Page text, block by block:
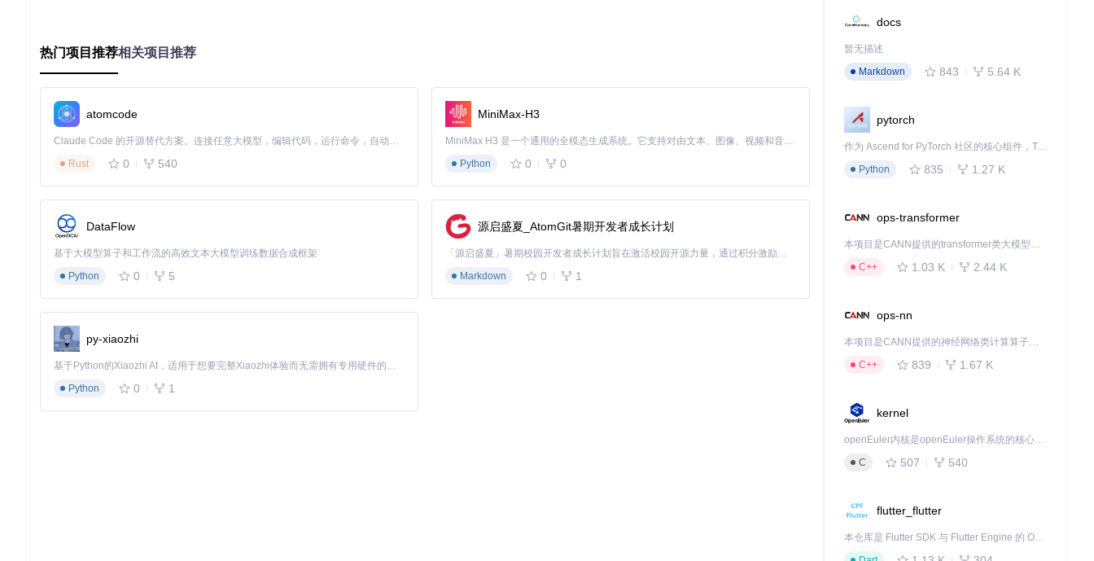
3.1 学术论文：多栏排版修复方案
期刊文章扫描件
包含公式与图表的学术资料
配置要点
在"截图OCR"标签页右侧设置栏找到"文本后处理"
选择"多栏-按自然段换行"方案
推荐值：1.2（多栏场景）/ 0.8（单栏场景）
注意事项：值越大越容易合并不同段落，需根据实际排版调整
图：Umi-OCR多栏排版修复设置界面，红框区域为文本后处理方案选择器
效果对比
优化前：多栏文本交错排列，段落边界混乱
优化后：按阅读顺序重组段落，标点符号后自动换行，公式与文本分离
3.2 代码片段：结构保留方案
编程教程截图
代码错误提示窗口
热门项目推荐相关项目推荐
atomcode
Claude Code 的开源替代方案。连接任意大模型，编辑代码，运行命令，自动验证 — 全自动执行。用 Rust 构建，极致性能。 ｜ An open-source alternative to Claude Code. Connect any LLM, edit code, run commands, and verify changes — autonomously. Built in Rust for speed. Get Started
Rust
0 540
MiniMax-H3
MiniMax H3 是一个通用的全模态生成系统。它支持对由文本、图像、视频和音频组成的多模态上下文进行统一理解，并能生成分辨率高达 2K、时长可达 15 秒的带原生立体声音频的视频。得益于面向任务泛化的系统设计，H3 在预训练阶段就已具备广泛的多模态上下文理解与生成能力，能够出色地执行复杂的多模态指令。
Python
0 0
DataFlow
基于大模型算子和工作流的高效文本大模型训练数据合成框架
Python
0 5
源启盛夏_AtomGit暑期开发者成长计划
「源启盛夏」暑期校园开发者成长计划旨在激活校园开源力量，通过积分激励、认证扶持、资源倾斜等形式，引导高校组织和开发者完成「入驻 — 建项目 — 做贡献 — 获认证 — 得资源」的完整闭环。无论你是想带领社团入驻平台的组织者，还是希望用代码贡献证明自己的开发者，都能在这里找到属于你的成长路径。
Markdown
0 1
py-xiaozhi
基于Python的Xiaozhi AI，适用于想要完整Xiaozhi体验而无需拥有专用硬件的用户。
Python
0 1
docs
暂无描述
Markdown
843 5.64 K
pytorch
作为 Ascend for PyTorch 社区的核心组件，TorchNPU 是昇腾专为 PyTorch 打造的深度学习适配插件，使 PyTorch 框架能够直接调用昇腾 NPU，为开发者提供昇腾 AI 处理器的超强算力。
Python
835 1.27 K
ops-transformer
本项目是CANN提供的transformer类大模型算子库，实现网络在NPU上加速计算。
C++
1.03 K 2.44 K
ops-nn
本项目是CANN提供的神经网络类计算算子库，实现网络在NPU上加速计算。
C++
839 1.67 K
kernel
openEuler内核是openEuler操作系统的核心，既是系统性能与稳定性的基石，也是连接处理器、设备与服务的桥梁。
C
507 540
flutter_flutter
本仓库是 Flutter SDK 与 Flutter Engine 的 OpenHarmony 适配版本，由 CPF-Flutter 团队维护。开发者可使用熟悉的 Flutter 技术栈开发 OpenHarmony 应用，3.35.7 及以后的适配版本可基于本仓库源码构建支持 OpenHarmony 的 Flutter Engine。